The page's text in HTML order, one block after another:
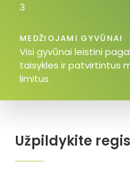
Užpildykite
3
MEDŽIOJAMI GYVŪNAI
Visi gyvūnai leistini
taisykles ir patvirtintus
limitus